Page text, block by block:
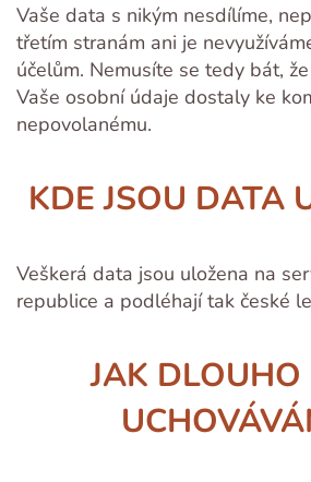
Vaše data s nikým nesdílíme,
třetím stranám ani je
účelům. Nemusíte se tedy bát,
Vaše osobní údaje dostaly ke
nepovolanému.
KDE JSOU DATA
Veškerá data jsou uložena na
republice a podléhají tak české
JAK